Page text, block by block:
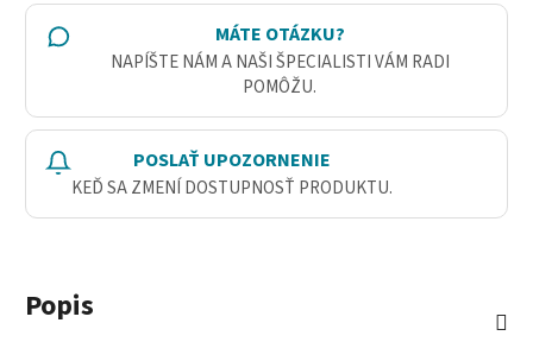
MÁTE OTÁZKU?
NAPÍŠTE NÁM A NAŠI ŠPECIALISTI VÁM RADI
POMÔŽU.
POSLAŤ UPOZORNENIE
KEĎ SA ZMENÍ DOSTUPNOSŤ PRODUKTU.
Popis